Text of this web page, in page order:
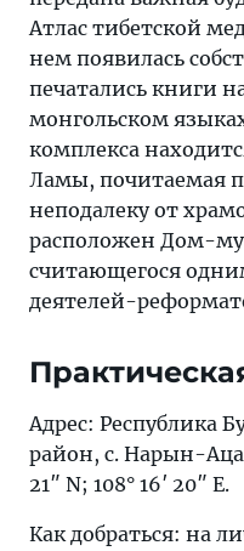
Атлас тибетской
нем появилась
печатались книги
монгольском
комплекса
Ламы, почитаемая
неподалеку от
расположен Дом-
считающегося
деятелей-
Адрес: Республика
район, с. Нарын-
21″ N; 108° 16′ 20″ E.
Как добраться: на